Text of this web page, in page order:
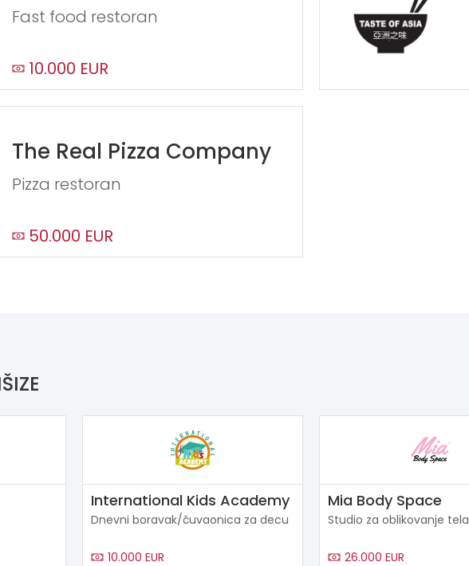
Fast food restoran
10.000 EUR
The Real Pizza Company
Pizza restoran
50.000 EUR
International Kids Academy
Dnevni boravak/čuvaonica za decu
10.000 EUR
Mia Body Space
Studio za oblikovanje tela
26.000 EUR